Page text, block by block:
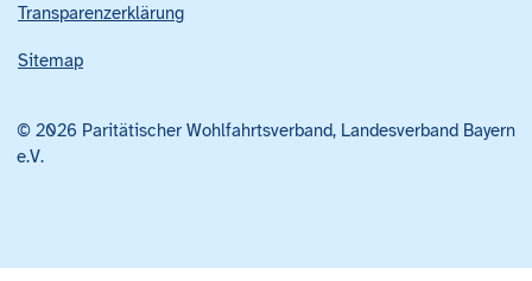
Transparenzerklärung
Sitemap
© 2026 Paritätischer Wohlfahrtsverband, Landesverband Bayern
e.V.